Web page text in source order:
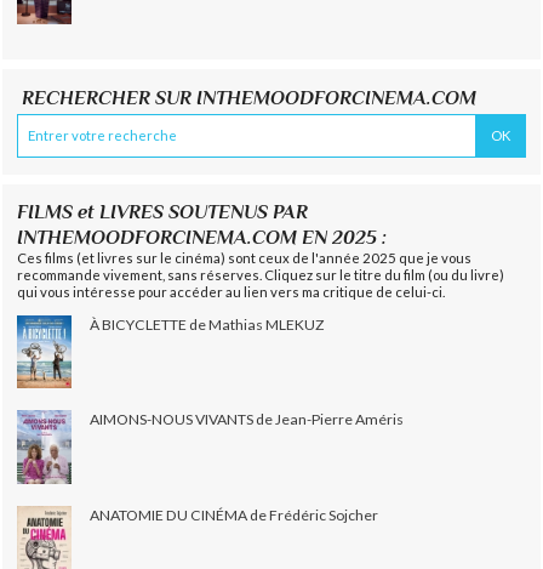
RECHERCHER SUR INTHEMOODFORCINEMA.COM
FILMS et LIVRES SOUTENUS PAR
INTHEMOODFORCINEMA.COM EN 2025 :
Ces films (et livres sur le cinéma) sont ceux de l'année 2025 que je vous
recommande vivement, sans réserves. Cliquez sur le titre du film (ou du livre)
qui vous intéresse pour accéder au lien vers ma critique de celui-ci.
À BICYCLETTE de Mathias MLEKUZ
AIMONS-NOUS VIVANTS de Jean-Pierre Améris
ANATOMIE DU CINÉMA de Frédéric Sojcher